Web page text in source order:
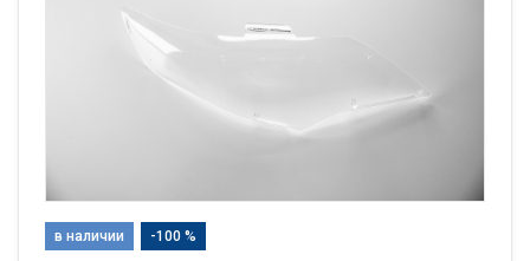
в наличии -100 %